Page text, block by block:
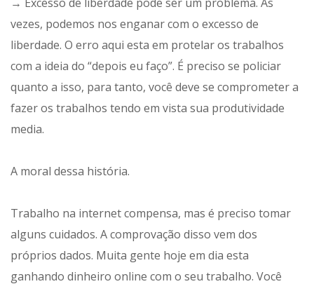
vezes, podemos nos enganar com o excesso de
liberdade. O erro aqui esta em protelar os trabalhos
com a ideia do “depois eu faço”. É preciso se policiar
quanto a isso, para tanto, você deve se comprometer a
fazer os trabalhos tendo em vista sua produtividade
media.
A moral dessa história.
Trabalho na internet compensa, mas é preciso tomar
alguns cuidados. A comprovação disso vem dos
próprios dados. Muita gente hoje em dia esta
ganhando dinheiro online com o seu trabalho. Você